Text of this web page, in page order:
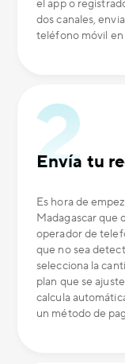
el app o
dos canales,
teléfono móvil en
Envía tu
Es hora de
Madagascar que
operador de
que no sea
selecciona la
plan que se
calcula
un método de